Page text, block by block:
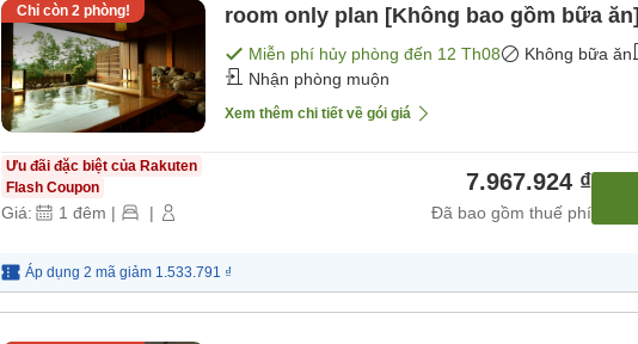
Chỉ còn 2phòng! room only plan [Không bao gồm bữa ăn]
Miễn phí hủy phòng đến 12 Th08 Không bữa ăn
Nhận phòng muộn
Xem thêm chi tiết về gói giá
Ưu đãi đặc biệt của Rakuten
Flash Coupon
Giá: 1 đêm | |
7.967.924 ₫
Đã bao gồm thuế phí
Áp dụng 2 mã giảm 1.533.791 ₫